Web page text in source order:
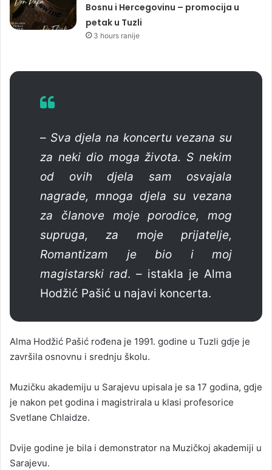
Bosnu i Hercegovinu – promocija u
petak u Tuzli
3 hours ranije
– Sva djela na koncertu vezana su
za neki dio moga života. S nekim
od ovih djela sam osvajala
nagrade, mnoga djela su vezana
za članove moje porodice, mog
supruga, za moje prijatelje,
Romantizam je bio i moj
magistarski rad. – istakla je Alma
Hodžić Pašić u najavi koncerta.
Alma Hodžić Pašić rođena je 1991. godine u Tuzli gdje je
završila osnovnu i srednju školu.
Muzičku akademiju u Sarajevu upisala je sa 17 godina, gdje
je nakon pet godina i magistrirala u klasi profesorice
Svetlane Chlaidze.
Dvije godine je bila i demonstrator na Muzičkoj akademiji u
Sarajevu.